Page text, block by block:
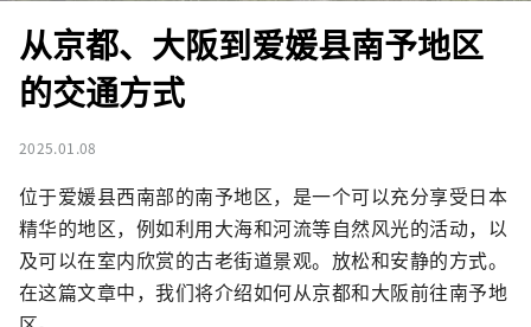
从京都、大阪到爱媛县南予地区
的交通方式
2025.01.08
位于爱媛县西南部的南予地区，是一个可以充分享受日本
精华的地区，例如利用大海和河流等自然风光的活动，以
及可以在室内欣赏的古老街道景观。放松和安静的方式。
在这篇文章中，我们将介绍如何从京都和大阪前往南予地